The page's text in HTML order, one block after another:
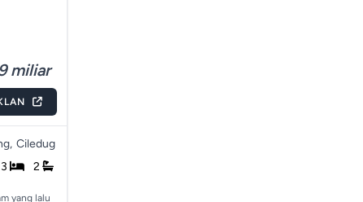
miliar
Ciledug
3 2
yang lalu